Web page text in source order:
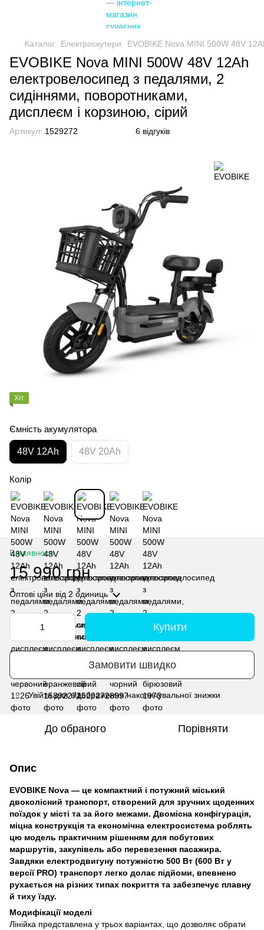
Каталог Електроскутери EVOBIKE Nova MINI 500W 48V
EVOBIKE Nova MINI 500W 48V 12Ah
електровелосипед з педалями, 2
сидіннями, поворотниками,
дисплеєм і корзиною, сірий
Артикул: 1529272 6 відгуків
Хіт
Ємність акумулятора
48V 12Ah 48V 20Ah
Колір
В наявності
15 990 грн
Оптові ціни від 2 одиниць
Купити
Замовити швидко
% Увійтидля відображення накопичувальної знижки
До обраного Порівняти
Опис
EVOBIKE Nova — це компактний і потужний міський
двоколісний транспорт, створений для зручних щоденних
поїздок у місті та за його межами. Двомісна конфігурація,
міцна конструкція та економічна електросистема роблять
цю модель практичним рішенням для побутових
маршрутів, закупівель або перевезення пасажира.
Завдяки електродвигуну потужністю 500 Вт (600 Вт у
версії PRO) транспорт легко долає підйоми, впевнено
рухається на різних типах покриття та забезпечує плавну
й тиху їзду.
Модифікації моделі
Лінійка представлена у трьох варіантах, що дозволяє обрати